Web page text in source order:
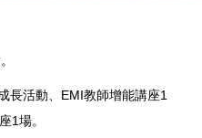
長活動、EMI教師增能講座1
1場。